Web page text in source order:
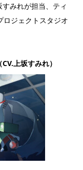
みれが担当、ティ
ロジェクトスタジオ
上坂すみれ）